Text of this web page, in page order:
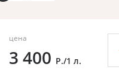
цена
3 400 Р./1 л.